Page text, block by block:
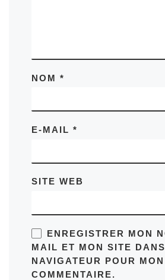
NOM *
E-MAIL *
SITE WEB
ENREGISTRER MON
MAIL ET MON SITE
NAVIGATEUR POUR
COMMENTAIRE.